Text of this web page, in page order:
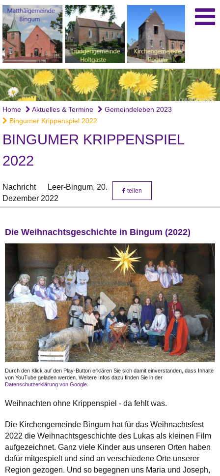
Löwenzahn
Home Aktuelles & Termine
Gemeindeleben 2023
Bingumer Krippenspiel 2022
BINGUMER KRIPPENSPIEL
2022
Nachricht Leer-Bingum, 20.
Dezember 2022
teilen
Die Weihnachtsgeschichte in Bingum (2022)
Durch den Klick auf den Play-Button erklären Sie sich damit einverstanden, dass Inhalte
von YouTube geladen werden. Weitere Infos dazu finden Sie in der
Datenschutzerklärung von Google
Weihnachten ohne Krippenspiel - da fehlt was.
Die Kirchengemeinde Bingum hat für das Weihnachtsfest
2022 die Weihnachtsgeschichte des Lukas als kleinen Film
aufgezeichnet. Ganz viele Kinder aus unseren Orten haben
dafür mitgespielt und sind an verschiedene Orte unserer
Region gezogen. Und so begegnen uns Maria und Joseph,